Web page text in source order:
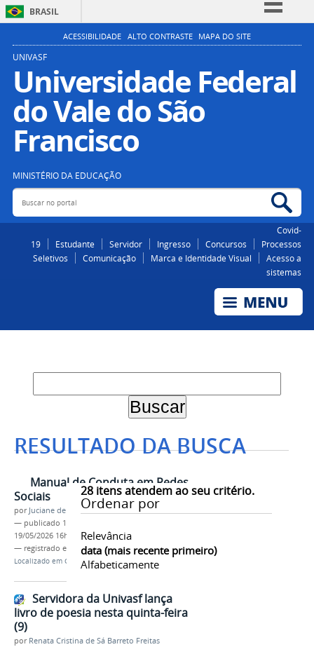
BRASIL
Simplifique!
Participe
Acesso à informação
Legislação
ACESSIBILIDADE ALTO CONTRASTE MAPA DO SITE
UNIVASF
Universidade Federal
do Vale do São
Francisco
MINISTÉRIO DA EDUCAÇÃO
Buscar no portal
Covid-
19
Estudante Servidor Ingresso Concursos
Processos
Seletivos
Comunicação Marca e Identidade Visual
Acesso a
sistemas
RESULTADO DA BUSCA
28itens atendem ao seu critério.
Ordenar por
Relevância
data (mais recente primeiro)
Alfabeticamente
Manual de Conduta em Redes
Sociais
por Juciane de Jesus Aleixo
— publicado 18/05/2026
19/05/2026 16h25
— registrado em:
Univasf,Comunicação
Localizado em Comunicação /DIRCOM
Servidora da Univasf lança
livro de poesia nesta quinta-feira
(9)
por Renata Cristina de Sá Barreto Freitas